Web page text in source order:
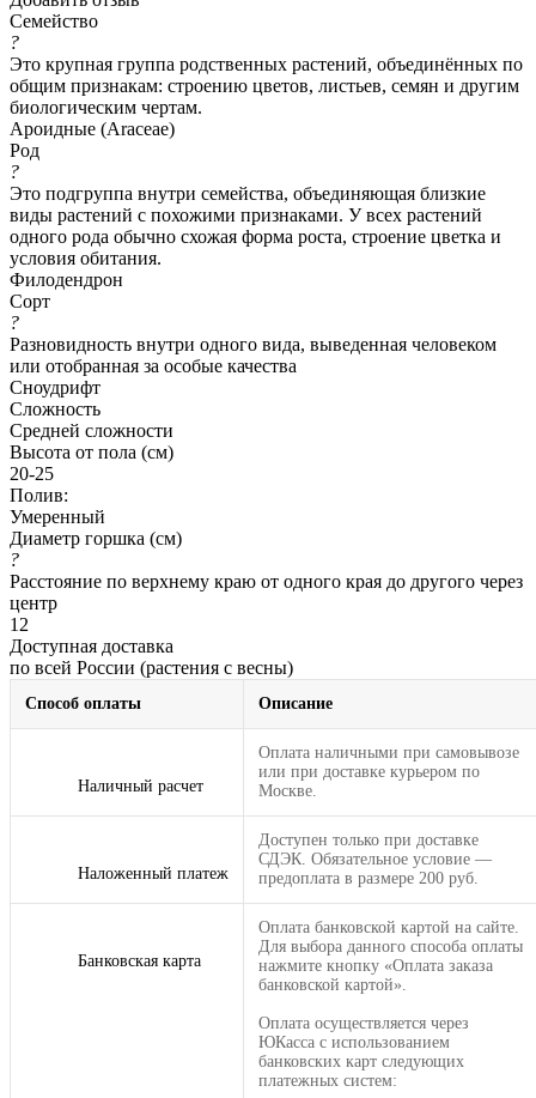
Семейство
?
Это крупная группа родственных растений, объединённых по
общим признакам: строению цветов, листьев, семян и другим
биологическим чертам.
Ароидные (Araceae)
Род
?
Это подгруппа внутри семейства, объединяющая близкие
виды растений с похожими признаками. У всех растений
одного рода обычно схожая форма роста, строение цветка и
условия обитания.
Филодендрон
Сорт
?
Разновидность внутри одного вида, выведенная человеком
или отобранная за особые качества
Сноудрифт
Сложность
Средней сложности
Высота от пола (см)
20-25
Полив:
Умеренный
Диаметр горшка (см)
?
Расстояние по верхнему краю от одного края до другого через
центр
12
Доступная доставка
по всей России (растения с весны)
Способ оплаты Описание
Наличный расчет
Оплата наличными при самовывозе
или при доставке курьером по
Москве.
Наложенный платеж
Доступен только при доставке
СДЭК. Обязательное условие —
предоплата в размере 200 руб.
Банковская карта
Оплата банковской картой на сайте.
Для выбора данного способа оплаты
нажмите кнопку «Оплата заказа
банковской картой».
Оплата осуществляется через
ЮКасса с использованием
банковских карт следующих
платежных систем: